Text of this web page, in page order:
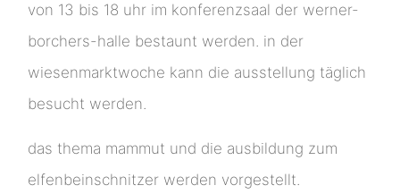
von 13 bis 18 uhr im konferenzsaal der werner-
borchers-halle bestaunt werden. in der
wiesenmarktwoche kann die ausstellung täglich
besucht werden.
das thema mammut und die ausbildung zum
elfenbeinschnitzer werden vorgestellt.